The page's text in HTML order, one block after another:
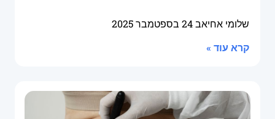
שלומי אחיאב24 בספטמבר 2025
קרא עוד »